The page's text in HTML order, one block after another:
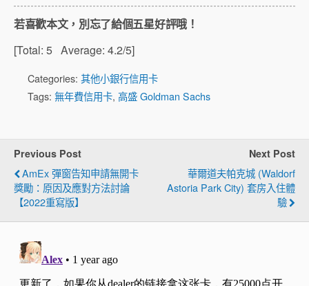
若喜歡本文，別忘了給個五星好評哦！
[Total: 5 Average: 4.2/5]
Categories: 其他小銀行信用卡
Tags: 無年費信用卡, 高盛 Goldman Sachs
Previous Post
AmEx 彈窗告知申請無開卡
獎勵：原因及應對方法討論
【2022重寫版】
Next Post
華爾道夫帕克城 (Waldorf
Astoria Park City) 套房入住體
驗